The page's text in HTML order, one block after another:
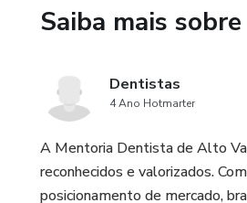
Saiba mais
Dentistas
4 Ano Hotmarter
A Mentoria Dentista de Alto
reconhecidos e valorizados.
posicionamento de mercado,